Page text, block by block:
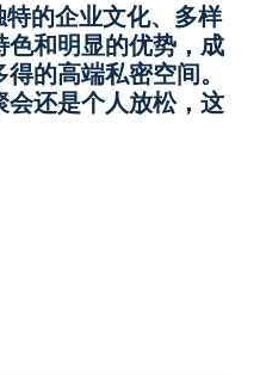
的企业文化、多样
和明显的优势，成
的高端私密空间。
还是个人放松，这